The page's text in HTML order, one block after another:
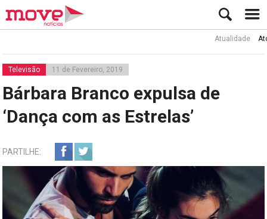
Atualidade Ator Rui
Televisão 11 de Fevereiro, 2019
Bárbara Branco expulsa de
‘Dança com as Estrelas’
PARTILHE: